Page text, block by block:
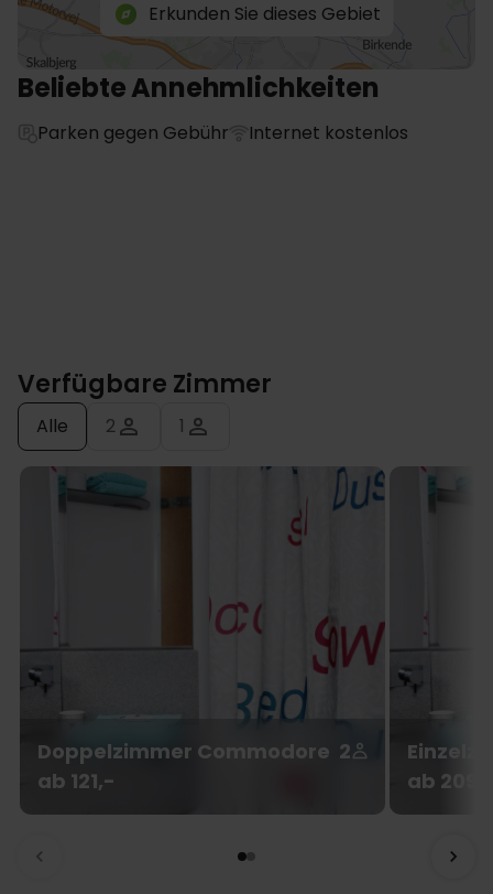
Erkunden Sie dieses Gebiet
Beliebte Annehmlichkeiten
Parken gegen Gebühr Internet kostenlos
Verfügbare Zimmer
Alle 2 1
Doppelzimmer Commodore 2
ab 121,-
ab